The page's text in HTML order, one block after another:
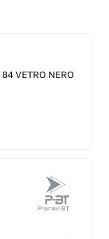
VETRO NERO